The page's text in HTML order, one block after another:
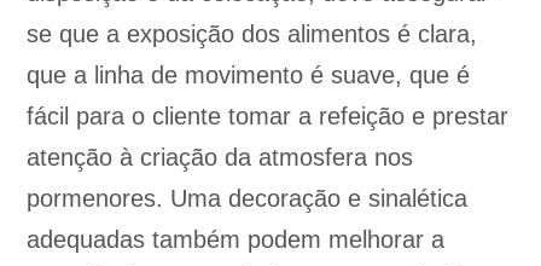
se que a exposição dos alimentos é clara,
que a linha de movimento é suave, que é
fácil para o cliente tomar a refeição e prestar
atenção à criação da atmosfera nos
pormenores. Uma decoração e sinalética
adequadas também podem melhorar a